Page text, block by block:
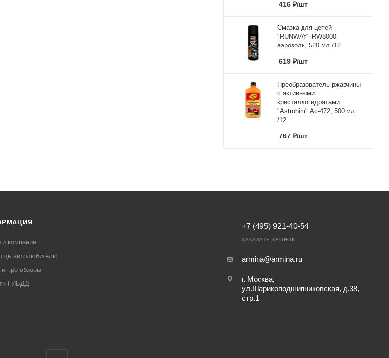
416 ₽/шт
Смазка для цепей
"RUNWAY" RW8000
аэрозоль, 520 мл /12
619 ₽/шт
Преобразователь ржавчины
с активными
кристаллогидратами
"Astrohim" Ас-472, 500 мл
/12
767 ₽/шт
компании
автолюбителю
и про-обзоры
ГИБДД
+7 (495) 921-40-54
ЗАКАЗАТЬ ЗВОНОК
armina@armina.ru
г. Москва,
ул.Шарикоподшипниковская, д.38,
стр.1